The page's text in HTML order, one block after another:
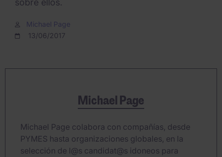
sobre ellos.
Michael Page
13/06/2017
Michael Page
Michael Page colabora con compañías, desde
PYMES hasta organizaciones globales, en la
selección de l@s candidat@s idoneos para